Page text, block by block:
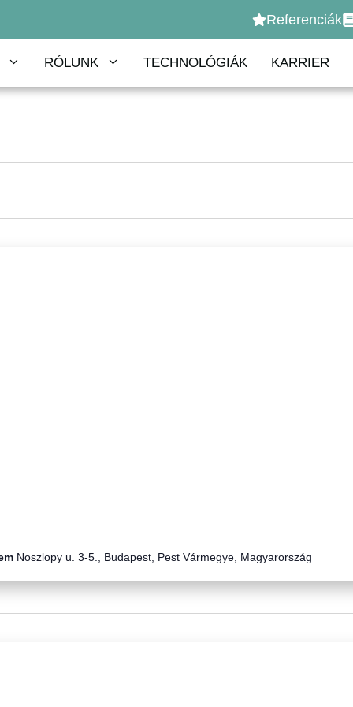
Referenciák
RÓLUNK TECHNOLÓGIÁK KARRIER
Noszlopy u. 3-5., Budapest, Pest Vármegye, Magyarország